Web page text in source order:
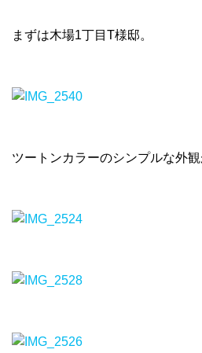
まずは木場1丁目T様邸。
ツートンカラーのシンプルな外